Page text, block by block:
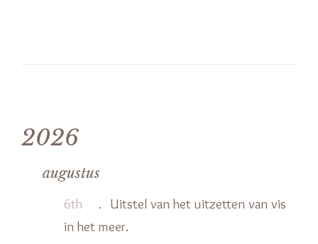
2026
augustus
6th .
Uitstel van het uitzetten van vis
in het meer.